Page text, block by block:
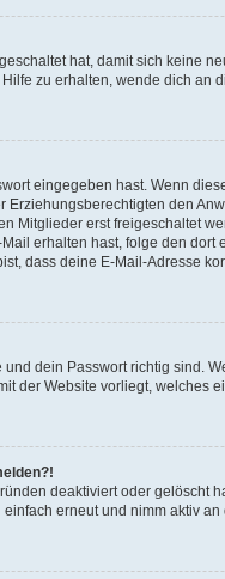
hat, damit sich keine
zu erhalten, wende dich an
eingegeben hast. Wenn
den
Mitglieder erst freigeschaltet
erhalten hast, folge den
dass deine E-Mail-Adresse
dein Passwort richtig sind.
der Website vorliegt, welches
deaktiviert oder
erneut und nimm aktiv